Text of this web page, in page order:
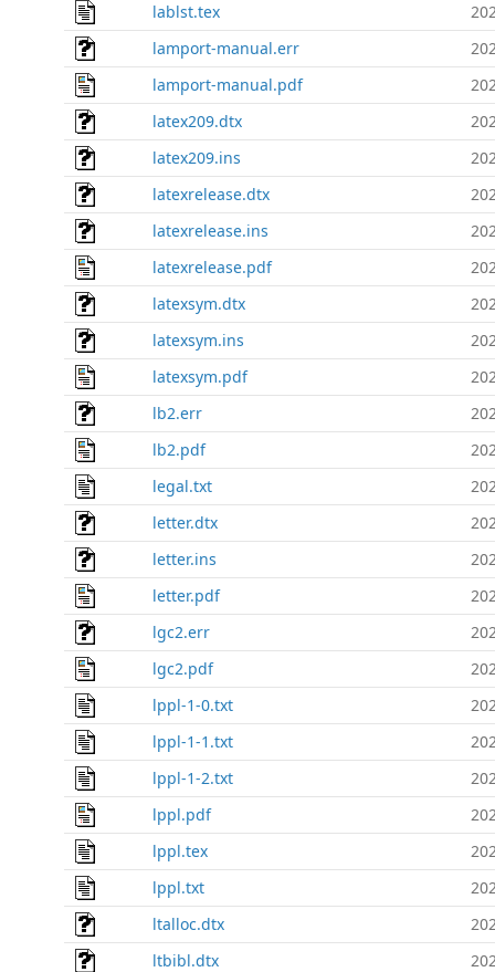
lablst.tex
lamport-manual.err
lamport-manual.pdf
latex209.dtx
latex209.ins
latexrelease.dtx
latexrelease.ins
latexrelease.pdf
latexsym.dtx
latexsym.ins
latexsym.pdf
lb2.err
lb2.pdf
legal.txt
letter.dtx
letter.ins
letter.pdf
lgc2.err
lgc2.pdf
lppl-1-0.txt
lppl-1-1.txt
lppl-1-2.txt
lppl.pdf
lppl.tex
lppl.txt
ltalloc.dtx
ltbibl.dtx